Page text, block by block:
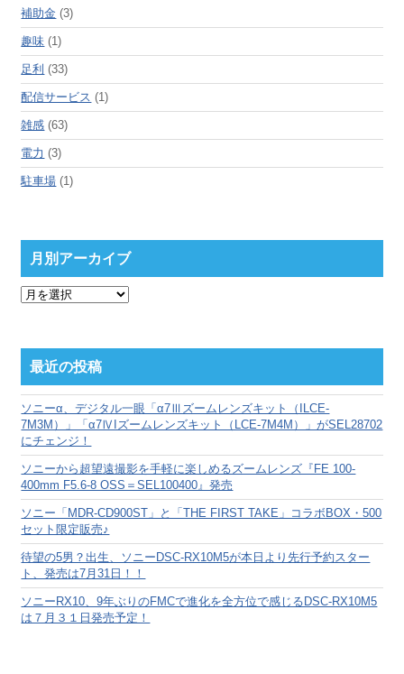
補助金 (3)
趣味 (1)
足利 (33)
配信サービス (1)
雑感 (63)
電力 (3)
駐車場 (1)
月別アーカイブ
月
カ
ブ
最近の投稿
ソニーα、デジタル一眼「α7Ⅲズームレンズキット（ILCE-
7M3M）」「α7ⅣIズームレンズキット（LCE-7M4M）」がSEL28702
にチェンジ！
ソニーから超望遠撮影を手軽に楽しめるズームレンズ『FE 100-
400mm F5.6-8 OSS＝SEL100400』発売
ソニー「MDR-CD900ST」と「THE FIRST TAKE」コラボBOX・500
セット限定販売♪
待望の5男？出生、ソニーDSC-RX10M5が本日より先行予約スター
ト、発売は7月31日！！
ソニーRX10、9年ぶりのFMCで進化を全方位で感じるDSC-RX10M5
は７月３１日発売予定！